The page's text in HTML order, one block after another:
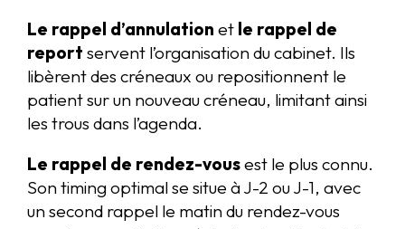
Le rappel d’annulation et le rappel de
report servent l’organisation du cabinet. Ils
libèrent des créneaux ou repositionnent le
patient sur un nouveau créneau, limitant ainsi
les trous dans l’agenda.
Le rappel de rendez-vousest le plus connu.
Son timing optimal se situe à J-2 ou J-1, avec
un second rappel le matin du rendez-vous